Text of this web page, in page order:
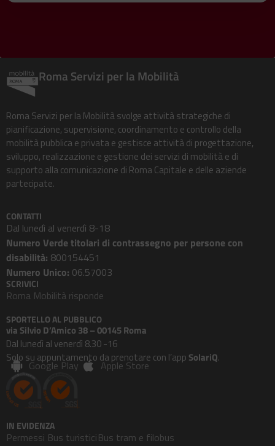
Roma Servizi per la Mobilità
Roma Servizi per la Mobilità svolge attività strategiche di
pianificazione, supervisione, coordinamento e controllo della
mobilità pubblica e privata e gestisce attività di progettazione,
sviluppo, realizzazione e gestione dei servizi di mobilità e di
supporto alla comunicazione di Roma Capitale e delle aziende
partecipate.
CONTATTI
Dal lunedì al venerdì 8-18
Numero Verde titolari di contrassegno per persone con
disabilità: 800154451
Numero Unico: 06.57003
SCRIVICI
Roma Mobilità risponde
SPORTELLO AL PUBBLICO
via Silvio D’Amico 38 – 00145 Roma
Dal lunedì al venerdì 8.30 -16
Solo su appuntamento da prenotare con l’app SolariQ.
Google Play Apple Store
IN EVIDENZA
Permessi Bus turisticiBus tram e filobus